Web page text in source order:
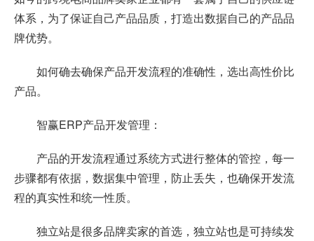
体系，为了保证自己产品品质，打造出数据自己的产品品
牌优势。
如何确去确保产品开发流程的准确性，选出高性价比
产品。
智赢ERP产品开发管理：
产品的开发流程通过系统方式进行整体的管控，每一
步骤都有依据，数据集中管理，防止丢失，也确保开发流
程的真实性和统一性质。
独立站是很多品牌卖家的首选，独立站也是可持续发